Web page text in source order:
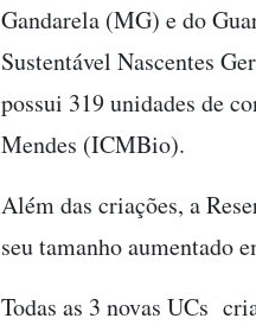
Gandarela (MG) e do
Sustentável Nascentes
possui 319 unidades de
Mendes (ICMBio).
Além das criações, a
seu tamanho aumentado
Todas as 3 novas UCs